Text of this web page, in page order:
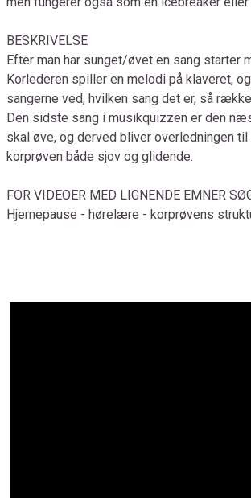
BESKRIVELSE
Efter man har sunget/øvet en sang starter
Korlederen spiller en melodi på klaveret,
sangerne ved, hvilken sang det er, så
Den sidste sang i musikquizzen er den
skal øve, og derved bliver overledningen
korprøven både sjov og glidende.
FOR VIDEOER MED LIGNENDE EMNER
Hjernepause - hørelære - korprøvens